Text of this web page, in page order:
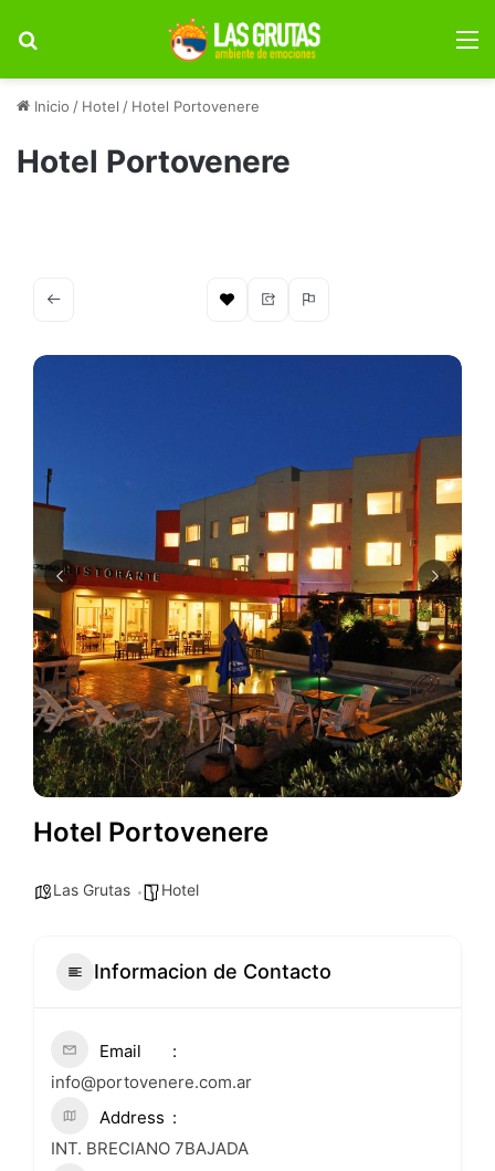
Inicio / Hotel / Hotel Portovenere
Hotel Portovenere
Hotel Portovenere
Las Grutas Hotel
Informacion de Contacto
Email
info@portovenere.com.ar
Address
INT. BRECIANO 7BAJADA